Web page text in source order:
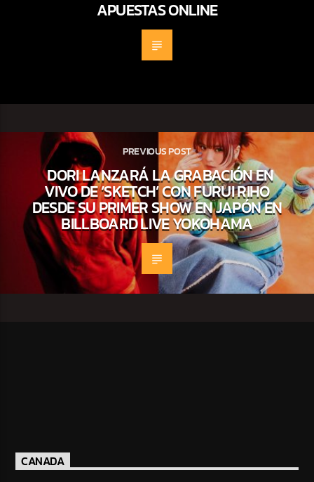
APUESTAS ONLINE
PREVIOUS POST
DORI LANZARÁ LA GRABACIÓN EN
VIVO DE ‘SKETCH’ CON FURUI RIHO
DESDE SU PRIMER SHOW EN JAPÓN EN
BILLBOARD LIVE YOKOHAMA
CANADA